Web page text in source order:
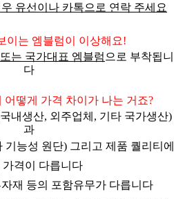
유선이나 카톡으로 연락 주세요
이는 엠블럼이 이상해요!
는 국가대표 엠블럼 으로 부착됩니
다
어떻게 가격 차이가 나는 거죠?
내생산, 외주업체, 기타 국가생산)
과
기능성 원단) 그리고 제품 퀄리티에
가격이 다릅니다
재 등의 포함유무가 다릅니다